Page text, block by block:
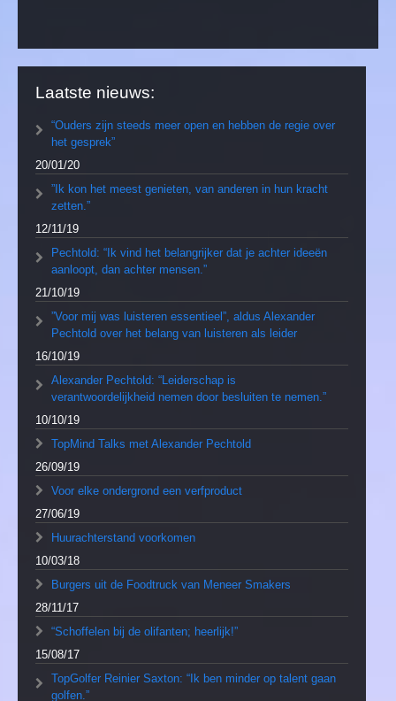
Laatste nieuws:
“Ouders zijn steeds meer open en hebben de regie over
het gesprek”
20/01/20
”Ik kon het meest genieten, van anderen in hun kracht
zetten.”
12/11/19
Pechtold: “Ik vind het belangrijker dat je achter ideeën
aanloopt, dan achter mensen.”
21/10/19
”Voor mij was luisteren essentieel”, aldus Alexander
Pechtold over het belang van luisteren als leider
16/10/19
Alexander Pechtold: “Leiderschap is
verantwoordelijkheid nemen door besluiten te nemen.”
10/10/19
TopMind Talks met Alexander Pechtold
26/09/19
Voor elke ondergrond een verfproduct
27/06/19
Huurachterstand voorkomen
10/03/18
Burgers uit de Foodtruck van Meneer Smakers
28/11/17
“Schoffelen bij de olifanten; heerlijk!”
15/08/17
TopGolfer Reinier Saxton: “Ik ben minder op talent gaan
golfen.”